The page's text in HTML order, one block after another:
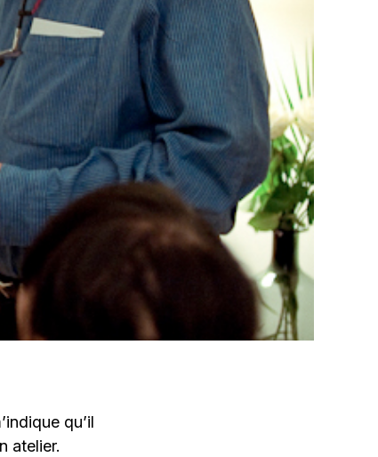
qu’il
atelier.